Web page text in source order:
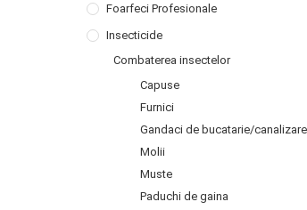
Foarfeci Profesionale
Insecticide
Combaterea insectelor
Capuse
Furnici
Gandaci de bucatarie/canalizare
Molii
Muste
Paduchi de gaina